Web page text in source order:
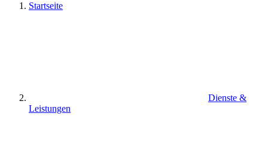
Startseite
Dienste &
Leistungen